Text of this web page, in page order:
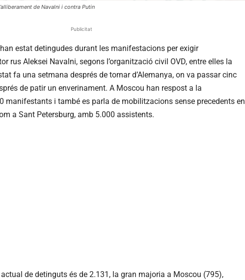
de Navalni i contra Putin
Publicitat
estat detingudes durant les manifestacions per exigir
rus Aleksei Navalni, segons l’organització civil OVD, entre elles la
fa una setmana després de tornar d’Alemanya, on va passar cinc
de patir un enverinament. A Moscou han respost a la
manifestants i també es parla de mobilitzacions sense precedents en
a Sant Petersburg, amb 5.000 assistents.
actual de detinguts és de 2.131, la gran majoria a Moscou (795),